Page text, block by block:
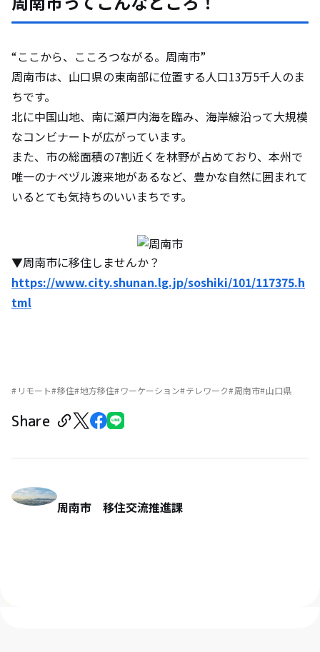
“ここから、こころつながる。周南市”
周南市は、山口県の東南部に位置する人口13万5千人のま
ちです。
北に中国山地、南に瀬戸内海を臨み、海岸線沿って大規模
なコンビナートが広がっています。
また、市の総面積の7割近くを林野が占めており、本州で
唯一のナベヅル渡来地があるなど、豊かな自然に囲まれて
いるとても気持ちのいいまちです。
▼周南市に移住しませんか？
https://www.city.shunan.lg.jp/soshiki/101/117375.h
tml
リモート 移住 地方移住 ワーケーション テレワーク 周南市 山口県
Share
周南市 移住交流推進課